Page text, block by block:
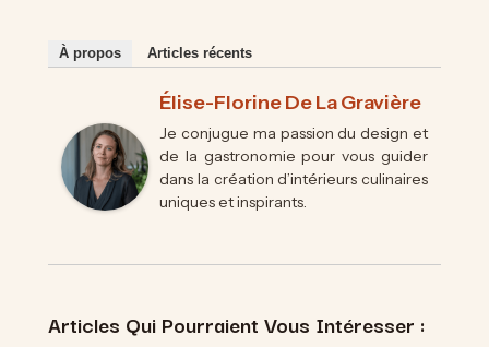
À propos Articles récents
Élise-Florine De La Gravière
Je conjugue ma passion du design et
de la gastronomie pour vous guider
dans la création d’intérieurs culinaires
uniques et inspirants.
Articles Qui Pourraient Vous Intéresser :